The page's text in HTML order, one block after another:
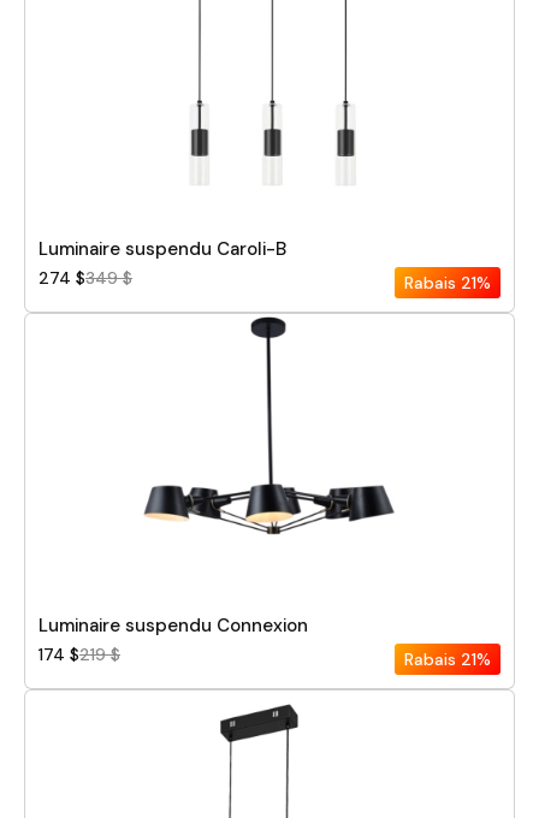
Luminaire suspendu Caroli-B
274 $349 $ Rabais 21%
Luminaire suspendu Connexion
174 $219 $ Rabais 21%